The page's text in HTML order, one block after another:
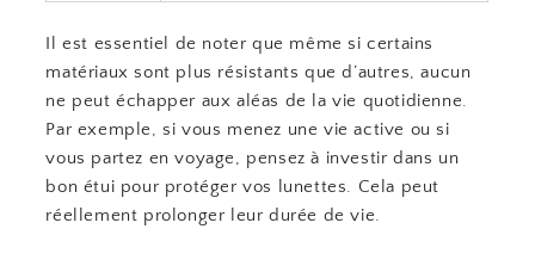
Il est essentiel de noter que même si certains
matériaux sont plus résistants que d’autres, aucun
ne peut échapper aux aléas de la vie quotidienne.
Par exemple, si vous menez une vie active ou si
vous partez en voyage, pensez à investir dans un
bon étui pour protéger vos lunettes. Cela peut
réellement prolonger leur durée de vie.